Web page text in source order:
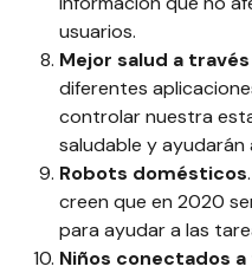
usuarios.
Mejor salud a
diferentes
controlar nuestra
saludable y ayudarán
Robots domésticos
creen que en 2020
para ayudar a las
Niños conectados